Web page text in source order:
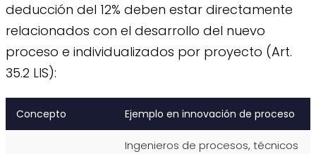
deducción del 12% deben estar directamente
relacionados con el desarrollo del nuevo
proceso e individualizados por proyecto (Art.
35.2 LIS):
Concepto Ejemplo en innovación de proceso
Ingenieros de procesos, técnicos